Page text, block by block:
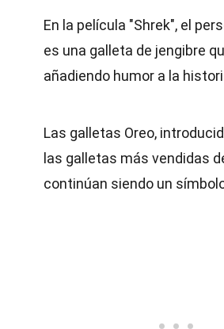
En la película "Shrek", el
es una galleta de jengibre
añadiendo humor a la
Las galletas Oreo,
las galletas más vendidas
continúan siendo un